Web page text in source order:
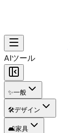
AIツール
✨一般
🛠️デザイン
🛋️家具